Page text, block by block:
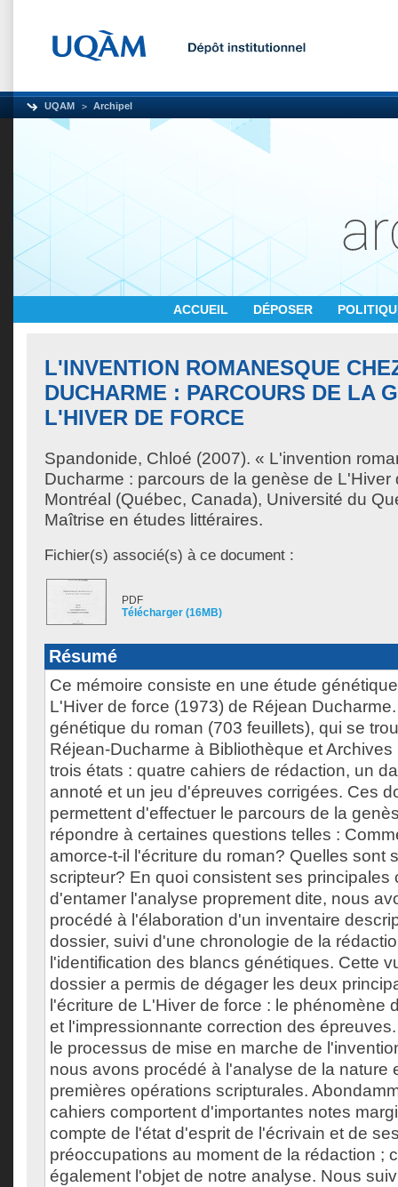
UQAM Archipel
ACCUEIL DÉPOSER
L'INVENTION ROMANESQUE
DUCHARME : PARCOURS DE LA
L'HIVER DE FORCE
Spandonide, Chloé (2007). « L'invention
Ducharme : parcours de la genèse de L'Hiver
Montréal (Québec, Canada), Université du
Maîtrise en études littéraires.
Fichier(s) associé(s) à ce document :
PDF
Télécharger (16MB)
Résumé
Ce mémoire consiste en une étude
L'Hiver de force (1973) de Réjean
génétique du roman (703 feuillets), qui se
Réjean-Ducharme à Bibliothèque et
trois états : quatre cahiers de rédaction, un
annoté et un jeu d'épreuves corrigées. Ces
permettent d'effectuer le parcours de la
répondre à certaines questions telles :
amorce-t-il l'écriture du roman? Quelles sont
scripteur? En quoi consistent ses principales
d'entamer l'analyse proprement dite, nous
procédé à l'élaboration d'un inventaire
dossier, suivi d'une chronologie de la
l'identification des blancs génétiques. Cette
dossier a permis de dégager les deux
l'écriture de L'Hiver de force : le phénomène
et l'impressionnante correction des
le processus de mise en marche de
nous avons procédé à l'analyse de la nature
premières opérations scripturales.
cahiers comportent d'importantes notes
compte de l'état d'esprit de l'écrivain et de
préoccupations au moment de la rédaction ;
également l'objet de notre analyse. Nous